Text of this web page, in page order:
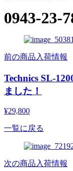
0943-23-
前の商品入荷情報
Technics SL-
ました！
¥29,800
一覧に戻る
次の商品入荷情報